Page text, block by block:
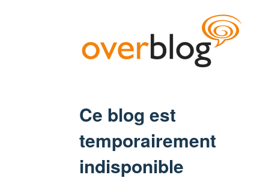
Ce blog est
temporairement
indisponible